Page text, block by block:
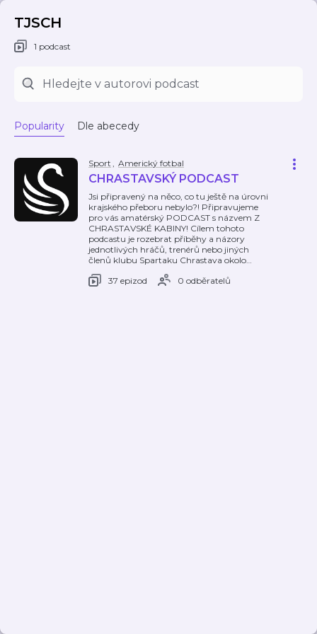
TJSCH
1 podcast
Popularity Dle abecedy
Sport , Americký fotbal
CHRASTAVSKÝ PODCAST
Jsi připravený na něco, co tu ještě na úrovni
krajského přeboru nebylo?! Připravujeme
pro vás amatérský PODCAST s názvem Z
CHRASTAVSKÉ KABINY! Cílem tohoto
podcastu je rozebrat příběhy a názory
jednotlivých hráčů, trenérů nebo jiných
členů klubu Spartaku Chrastava okolo…
37 epizod
0 odběratelů